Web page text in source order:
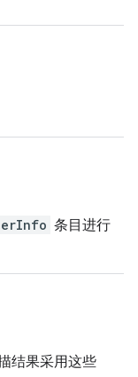
条目进行
结果采用这些